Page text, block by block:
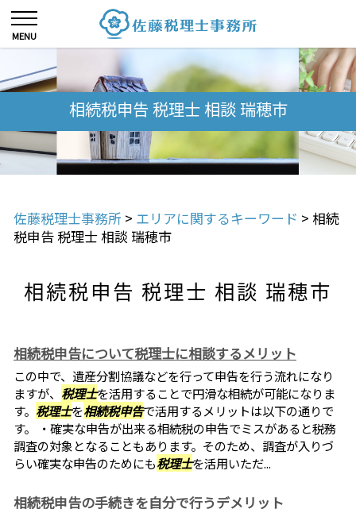
相続税申告 税理士 相談 瑞穂市
佐藤税理士事務所 > エリアに関するキーワード > 相続
税申告 税理士 相談 瑞穂市
相続税申告 税理士 相談 瑞穂市
相続税申告について税理士に相談するメリット
この中で、遺産分割協議などを行って申告を行う流れになり
ますが、 税理士を活用することで円滑な相続が可能になりま
す。 税理士を相続税申告で活用するメリットは以下の通りで
す。 ・確実な申告が出来る相続税の申告でミスがあると税務
調査の対象となることもあります。そのため、調査が入りづ
らい確実な申告のためにも税理士を活用いただ...
相続税申告の手続きを自分で行うデメリット